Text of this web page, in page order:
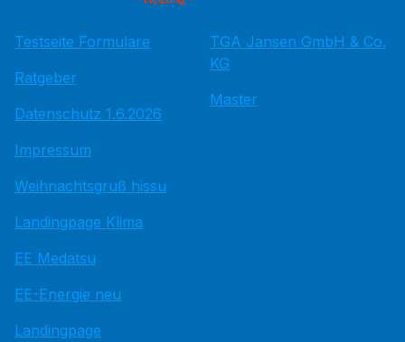
Testseite Formulare
Ratgeber
Datenschutz 1.6.2026
Impressum
Weihnachtsgruß hissu
Landingpage Klima
EE Medatsu
EE-Energie neu
Landingpage
TGA Jansen GmbH & Co.
KG
Master